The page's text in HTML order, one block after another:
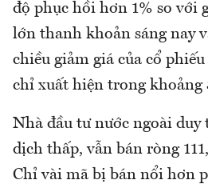
độ phục hồi hơn 1% so với
lớn thanh khoản sáng nay
chiều giảm giá của cổ
chỉ xuất hiện trong khoảng
Nhà đầu tư nước ngoài duy
dịch thấp, vẫn bán ròng
Chỉ vài mã bị bán nổi hơn